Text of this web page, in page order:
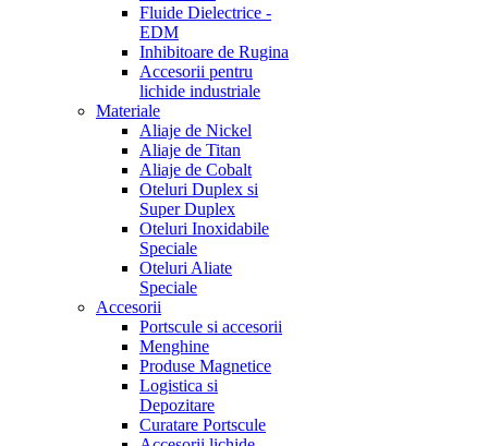
Fluide Dielectrice -
EDM
Inhibitoare de Rugina
Accesorii pentru
lichide industriale
Materiale
Aliaje de Nickel
Aliaje de Titan
Aliaje de Cobalt
Oteluri Duplex si
Super Duplex
Oteluri Inoxidabile
Speciale
Oteluri Aliate
Speciale
Accesorii
Portscule si accesorii
Menghine
Produse Magnetice
Logistica si
Depozitare
Curatare Portscule